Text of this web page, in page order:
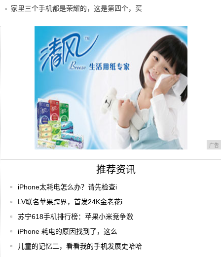
机底层
家里三个手机都是荣耀的，这是第四个，买
iPhone太耗电怎么办？请先检查iOS的这
广告
推荐资讯
iPhone太耗电怎么办？请先检查i
LV联名苹果跨界，首发24K金老花i
苏宁618手机排行榜：苹果小米竞争激
iPhone 耗电的原因找到了，这么
儿童的记忆二，看看我的手机发展史哈哈